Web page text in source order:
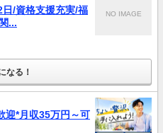
/資格支援充実/福
...
NO IMAGE
なる！
迎*月収35万円～可